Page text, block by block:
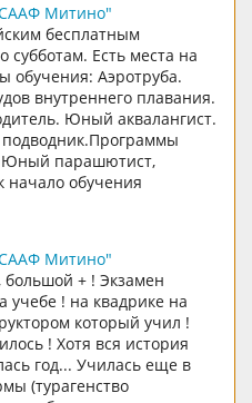
Митино"
бесплатным
Есть места на
обучения: Аэротруба.
внутреннего плавания.
Юный аквалангист.
Юный парашютист,
начало обучения
Митино"
+ ! Экзамен
учебе ! на квадрике на
который учил !
! Хотя вся история
год... Училась еще в
(турагенство